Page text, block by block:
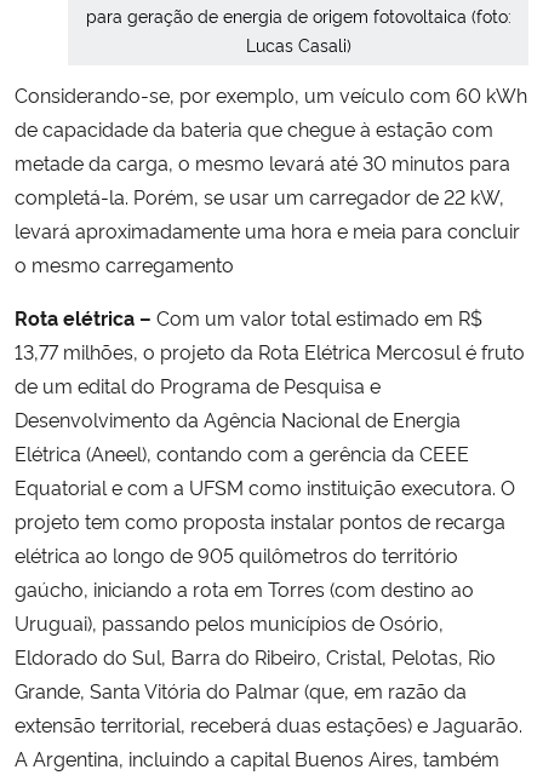
para geração de energia de origem fotovoltaica (foto:
Lucas Casali)
Considerando-se, por exemplo, um veículo com 60 kWh
de capacidade da bateria que chegue à estação com
metade da carga, o mesmo levará até 30 minutos para
completá-la. Porém, se usar um carregador de 22 kW,
levará aproximadamente uma hora e meia para concluir
o mesmo carregamento
Rota elétrica – Com um valor total estimado em R$
13,77 milhões, o projeto da Rota Elétrica Mercosul é fruto
de um edital do Programa de Pesquisa e
Desenvolvimento da Agência Nacional de Energia
Elétrica (Aneel), contando com a gerência da CEEE
Equatorial e com a UFSM como instituição executora. O
projeto tem como proposta instalar pontos de recarga
elétrica ao longo de 905 quilômetros do território
gaúcho, iniciando a rota em Torres (com destino ao
Uruguai), passando pelos municípios de Osório,
Eldorado do Sul, Barra do Ribeiro, Cristal, Pelotas, Rio
Grande, Santa Vitória do Palmar (que, em razão da
extensão territorial, receberá duas estações) e Jaguarão.
A Argentina, incluindo a capital Buenos Aires, também